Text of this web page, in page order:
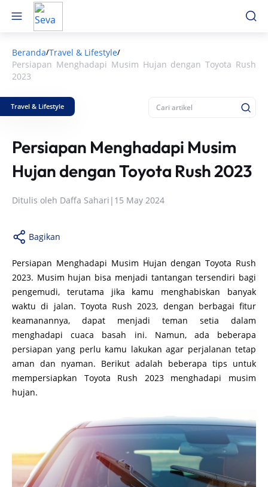
Beranda/Travel & Lifestyle/
Persiapan Menghadapi Musim Hujan dengan Toyota Rush
2023
Travel & Lifestyle
Persiapan Menghadapi Musim
Hujan dengan Toyota Rush 2023
Ditulis oleh Daffa Sahari | 15 May 2024
Bagikan
Persiapan Menghadapi Musim Hujan dengan Toyota Rush
2023. Musim hujan bisa menjadi tantangan tersendiri bagi
pengemudi, terutama jika kamu menghabiskan banyak
waktu di jalan. Toyota Rush 2023, dengan berbagai fitur
keamanannya, dapat menjadi teman setia dalam
menghadapi cuaca basah ini. Namun, ada beberapa
persiapan yang perlu kamu lakukan agar perjalanan tetap
aman dan nyaman. Berikut adalah beberapa tips untuk
mempersiapkan Toyota Rush 2023 menghadapi musim
hujan.